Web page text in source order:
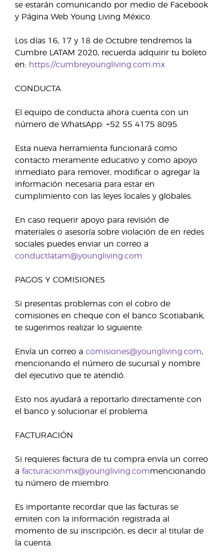
se estarán comunicando por medio de Facebook
y Página Web Young Living México.
Los días 16, 17 y 18 de Octubre tendremos la
Cumbre LATAM 2020, recuerda adquirir tu boleto
en: https://cumbreyoungliving.com.mx
CONDUCTA
El equipo de conducta ahora cuenta con un
número de WhatsApp: +52 55 4175 8095.
Esta nueva herramienta funcionará como
contacto meramente educativo y como apoyo
inmediato para remover, modificar o agregar la
información necesaria para estar en
cumplimiento con las leyes locales y globales.
En caso requerir apoyo para revisión de
materiales o asesoría sobre violación de en redes
sociales puedes enviar un correo a
conductlatam@youngliving.com
PAGOS Y COMISIONES
Si presentas problemas con el cobro de
comisiones en cheque con el banco Scotiabank,
te sugerimos realizar lo siguiente:
Envía un correo a comisiones@youngliving.com,
mencionando el número de sucursal y nombre
del ejecutivo que te atendió.
Esto nos ayudará a reportarlo directamente con
el banco y solucionar el problema.
FACTURACIÓN
Si requieres factura de tu compra envía un correo
a facturacionmx@youngliving.commencionando
tu número de miembro.
Es importante recordar que las facturas se
emiten con la información registrada al
momento de su inscripción, es decir al titular de
la cuenta.